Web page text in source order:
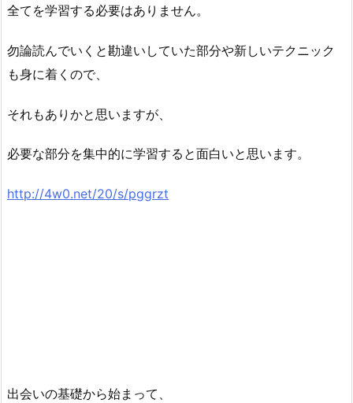
全てを学習する必要はありません。
勿論読んでいくと勘違いしていた部分や新しいテクニック
も身に着くので、
それもありかと思いますが、
必要な部分を集中的に学習すると面白いと思います。
http://4w0.net/20/s/pggrzt
出会いの基礎から始まって、